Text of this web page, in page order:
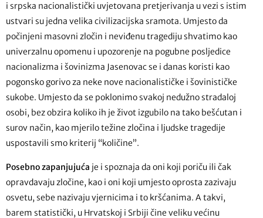
i srpska nacionalistički uvjetovana pretjerivanja u vezi s istim
ustvari su jedna velika civilizacijska sramota. Umjesto da
počinjeni masovni zločin i neviđenu tragediju shvatimo kao
univerzalnu opomenu i upozorenje na pogubne posljedice
nacionalizma i šovinizma Jasenovac se i danas koristi kao
pogonsko gorivo za neke nove nacionalističke i šovinističke
sukobe. Umjesto da se poklonimo svakoj nedužno stradaloj
osobi, bez obzira koliko ih je život izgubilo na tako bešćutan i
surov način, kao mjerilo težine zločina i ljudske tragedije
uspostavili smo kriterij “količine”.
Posebno zapanjujuća je i spoznaja da oni koji poriču ili čak
opravdavaju zločine, kao i oni koji umjesto oprosta zazivaju
osvetu, sebe nazivaju vjernicima i to kršćanima. A takvi,
barem statistički, u Hrvatskoj i Srbiji čine veliku većinu